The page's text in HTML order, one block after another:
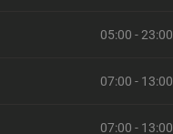
05:00 - 23:00
07:00 - 13:00
07:00 - 13:00